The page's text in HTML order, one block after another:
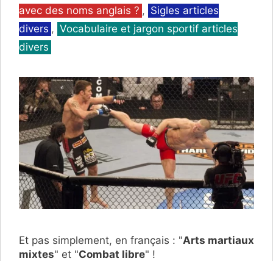
avec des noms anglais ? , Sigles articles
divers , Vocabulaire et jargon sportif articles
divers
Et pas simplement, en français : "Arts martiaux
mixtes" et "Combat libre" !